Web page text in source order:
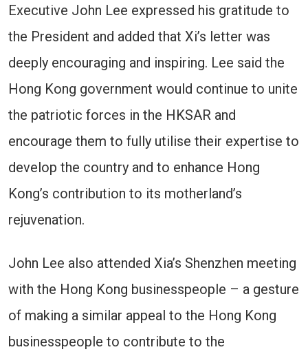
Executive John Lee expressed his gratitude to
the President and added that Xi’s letter was
deeply encouraging and inspiring. Lee said the
Hong Kong government would continue to unite
the patriotic forces in the HKSAR and
encourage them to fully utilise their expertise to
develop the country and to enhance Hong
Kong’s contribution to its motherland’s
rejuvenation.
John Lee also attended Xia’s Shenzhen meeting
with the Hong Kong businesspeople – a gesture
of making a similar appeal to the Hong Kong
businesspeople to contribute to the